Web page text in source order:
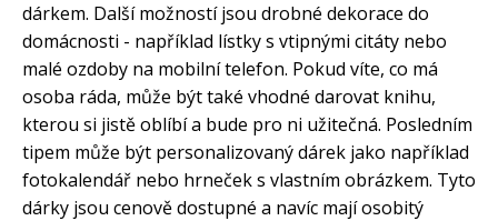
dárkem. Další možností jsou drobné dekorace do
domácnosti - například lístky s vtipnými citáty nebo
malé ozdoby na mobilní telefon. Pokud víte, co má
osoba ráda, může být také vhodné darovat knihu,
kterou si jistě oblíbí a bude pro ni užitečná. Posledním
tipem může být personalizovaný dárek jako například
fotokalendář nebo hrneček s vlastním obrázkem. Tyto
dárky jsou cenově dostupné a navíc mají osobitý